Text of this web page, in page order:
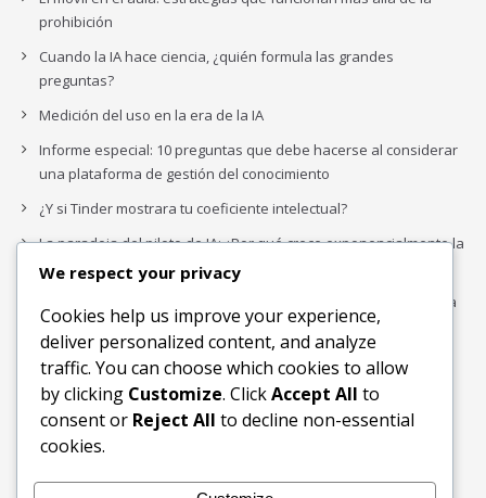
prohibición
Cuando la IA hace ciencia, ¿quién formula las grandes
preguntas?
Medición del uso en la era de la IA
Informe especial: 10 preguntas que debe hacerse al considerar
una plataforma de gestión del conocimiento
¿Y si Tinder mostrara tu coeficiente intelectual?
La paradoja del piloto de IA: ¿Por qué crece exponencialmente la
complejidad de la IA empresarial?
Los organigramas de marketing se crearon para los canales. La
IA acaba de dejarlos obsoletos.
Buscar
Buscar
We respect your privacy
Cookies help us improve your experience,
deliver personalized content, and analyze
traffic. You can choose which cookies to allow
by clicking Customize. ClickAccept All to
consent or Reject All to decline non-essential
cookies.